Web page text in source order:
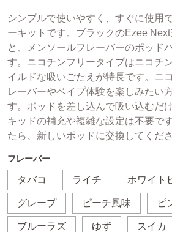
シンプルで使いやすく、すぐに使用
ーキットです。ブラックのEzee
と、メンソールフレーバーのポッド
す。ニコチンフリータイプはニコチ
イルドな吸いごたえが特長です。ニ
レーバーやベイプ体験を楽しみたい
す。ポッドを差し込んで吸い込むだ
キッドの補充や複雑な設定は不要で
たら、新しいポッドに交換してくださ
フレーバー
タバコ ライチ ホワイト
グレープ ピーチ風味 ピ
ブルーラズ ゆず スイカ